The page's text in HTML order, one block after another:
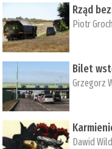
Rząd
Piotr
Bilet
Grzegorz
Dawid